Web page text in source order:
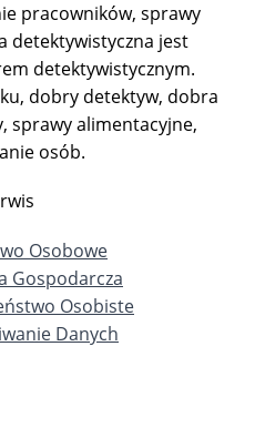
pracowników, sprawy
detektywistyczna jest
detektywistycznym.
dobry detektyw, dobra
sprawy alimentacyjne,
osób.
Osobowe
Gospodarcza
Osobiste
Danych